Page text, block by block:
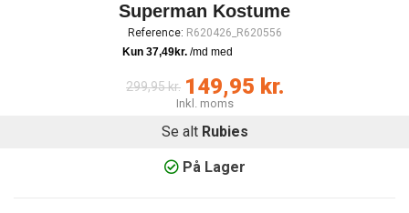
Superman Kostume
Reference: R620426_R620556
299,95 kr. 149,95 kr.
Inkl. moms
Se alt Rubies
På Lager